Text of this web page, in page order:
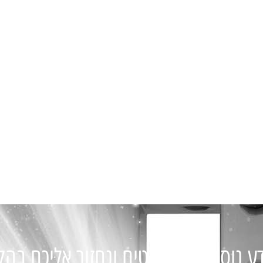
נוסף מלאו פרטים ונחזור אליכם